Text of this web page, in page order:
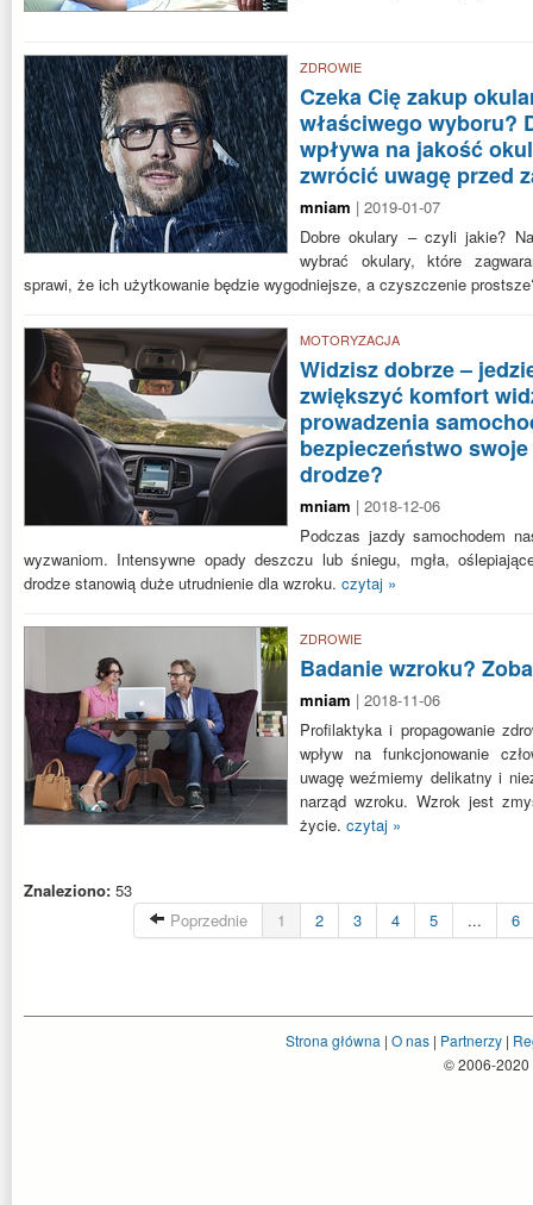
ZDROWIE
Czeka Cię zakup
właściwego wyboru?
wpływa na jakość
zwrócić uwagę przed
mniam | 2019-01-07
Dobre okulary – czyli jakie?
wybrać okulary, które
sprawi, że ich użytkowanie będzie wygodniejsze, a czyszczenie
MOTORYZACJA
Widzisz dobrze –
zwiększyć komfort
prowadzenia
bezpieczeństwo
drodze?
mniam | 2018-12-06
Podczas jazdy samochodem
wyzwaniom. Intensywne opady deszczu lub śniegu, mgła,
drodze stanowią duże utrudnienie dla wzroku. czytaj »
ZDROWIE
Badanie wzroku?
mniam | 2018-11-06
Profilaktyka i propagowanie
wpływ na funkcjonowanie
uwagę weźmiemy delikatny i
narząd wzroku. Wzrok jest
życie. czytaj »
Znaleziono: 53
Poprzednie
1 2 3 4 5 ... 6
Strona główna | O nas| Partnerzy|
© 2006-2020